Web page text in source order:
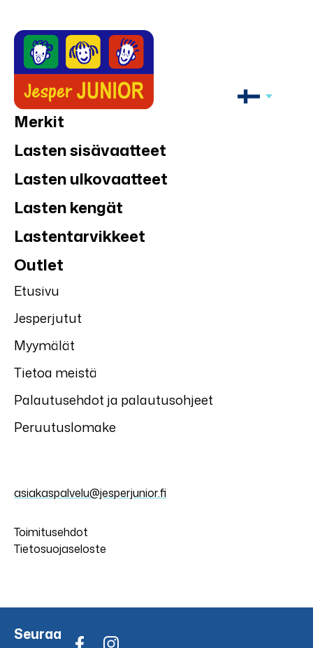
Merkit
Lasten sisävaatteet
Lasten ulkovaatteet
Lasten kengät
Lastentarvikkeet
Outlet
Etusivu
Jesperjutut
Myymälät
Tietoa meistä
Palautusehdot ja palautusohjeet
Peruutuslomake
asiakaspalvelu@jesperjunior.fi
Toimitusehdot
Tietosuojaseloste
Seuraa